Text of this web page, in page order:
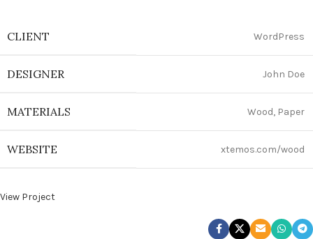
CLIENT WordPress
DESIGNER John Doe
MATERIALS Wood, Paper
WEBSITE xtemos.com/wood
View Project